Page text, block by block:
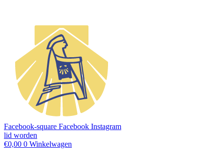
Facebook-square Facebook Instagram
lid worden
€0,00 0 Winkelwagen